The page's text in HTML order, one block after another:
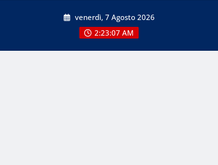
venerdì, 7 Agosto 2026
2:23:07 AM